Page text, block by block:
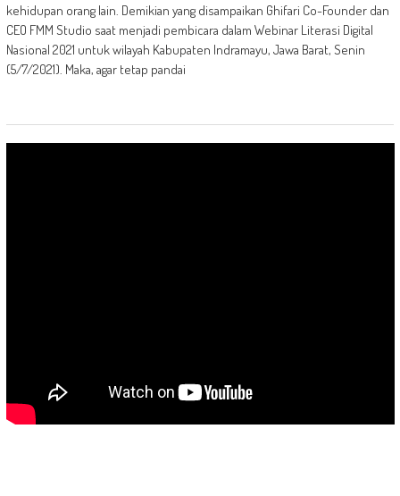
kehidupan orang lain. Demikian yang disampaikan Ghifari Co-Founder dan
CEO FMM Studio saat menjadi pembicara dalam Webinar Literasi Digital
Nasional 2021 untuk wilayah Kabupaten Indramayu, Jawa Barat, Senin
(5/7/2021). Maka, agar tetap pandai